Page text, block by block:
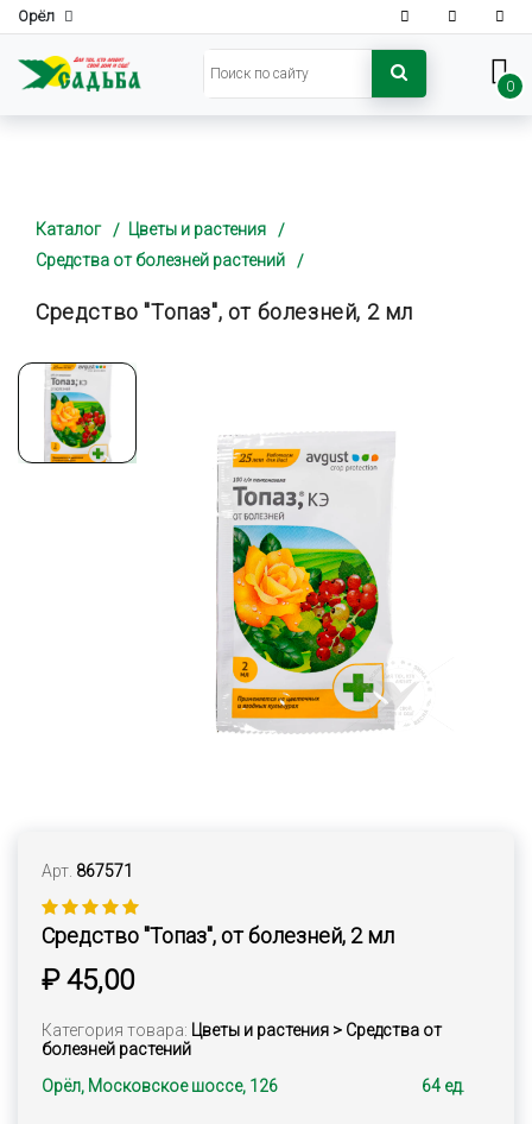
Орёл
0
Каталог
Цветы и растения
Средства от болезней растений
Средство "Топаз", от болезней, 2 мл
Арт. 867571
Средство "Топаз", от болезней, 2 мл
₽ 45,00
Категория товара: Цветы и растения > Средства от
болезней растений
Орёл, Московское шоссе, 126
64 ед.